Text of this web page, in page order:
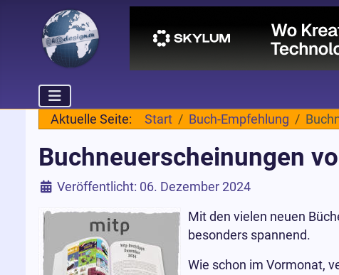
Aktuelle Seite: Start Buch-Empfehlung
Buchneuerscheinungen
Details
Veröffentlicht: 06. Dezember 2024
Mit den vielen neuen
besonders spannend.
Wie schon im Vormonat,